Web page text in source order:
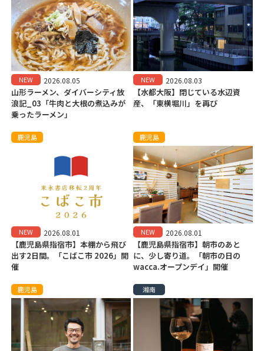
NEW 2026.08.05
山形ラーメン、ダイバーシティ放
浪記_03「牛肉と大根の煮込みが
乗ったラーメン」
NEW 2026.08.03
【水都大阪】閉じている水辺資
産、「東横堀川」を再び
鹿児島
NEW 2026.08.01
【鹿児島県指宿市】本棚から飛び
出す2日間。「こばこ市 2026」開
催
鹿児島
NEW 2026.08.01
【鹿児島県指宿市】朝市のあと
に、少し寄り道。「朝市の日の
wacca.オープンデイ」開催
鹿児島 湘南